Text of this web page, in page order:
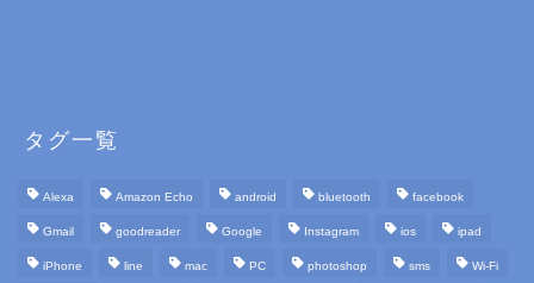
タグ一覧
Alexa Amazon Echo android bluetooth facebook
Gmail goodreader Google Instagram ios ipad
iPhone line mac PC photoshop sms Wi-Fi